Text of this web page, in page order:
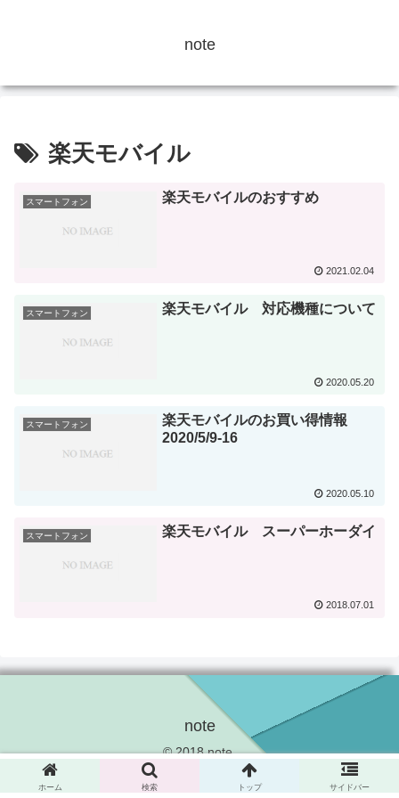
note
楽天モバイル
スマートフォン 楽天モバイルのおすすめ
2021.02.04
スマートフォン 楽天モバイル 対応機種について
2020.05.20
スマートフォン
楽天モバイルのお買い得情報
2020/5/9-16
2020.05.10
スマートフォン 楽天モバイル スーパーホーダイ
2018.07.01
note
© 2018 note.
ホーム 検索 トップ サイドバー